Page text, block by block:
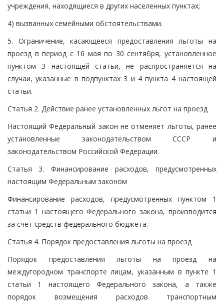
учреждения, находящиеся в других населенных пунктах;
4) вызванных семейными обстоятельствами.
5. Ограничение, касающееся предоставления льготы на
проезд в период с 16 мая по 30 сентября, установленное
пунктом 3 настоящей статьи, не распространяется на
случаи, указанные в подпунктах 3 и 4 пункта 4 настоящей
статьи.
Статья 2. Действие ранее установленных льгот на проезд
Настоящий Федеральный закон не отменяет льготы, ранее
установленные законодательством СССР и
законодательством Российской Федерации.
Статья 3. Финансирование расходов, предусмотренных
настоящим Федеральным законом
Финансирование расходов, предусмотренных пунктом 1
статьи 1 настоящего Федерального закона, производится
за счет средств федерального бюджета.
Статья 4. Порядок предоставления льготы на проезд
Порядок предоставления льготы на проезд на
междугородном транспорте лицам, указанным в пункте 1
статьи 1 настоящего Федерального закона, а также
порядок возмещения расходов транспортным